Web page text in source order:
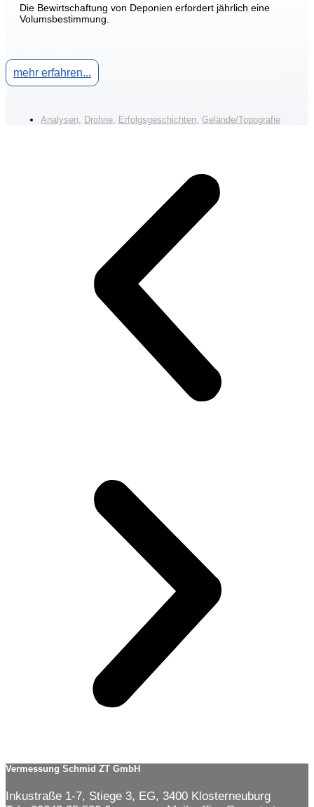
Die Bewirtschaftung von Deponien erfordert jährlich eine
Volumsbestimmung.
mehr erfahren...
Analysen Drohne Erfolgsgeschichten Gelände/Topografie
Vermessung Schmid ZT GmbH
Inkustraße 1-7, Stiege 3, EG, 3400 Klosterneuburg